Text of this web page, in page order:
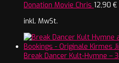
Donation Movie Chris 12,90 €
inkl. MwSt.
Break Dancer Kult-Hymne –